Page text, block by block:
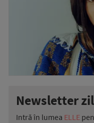
Newsletter
Intră în lumea ELLE